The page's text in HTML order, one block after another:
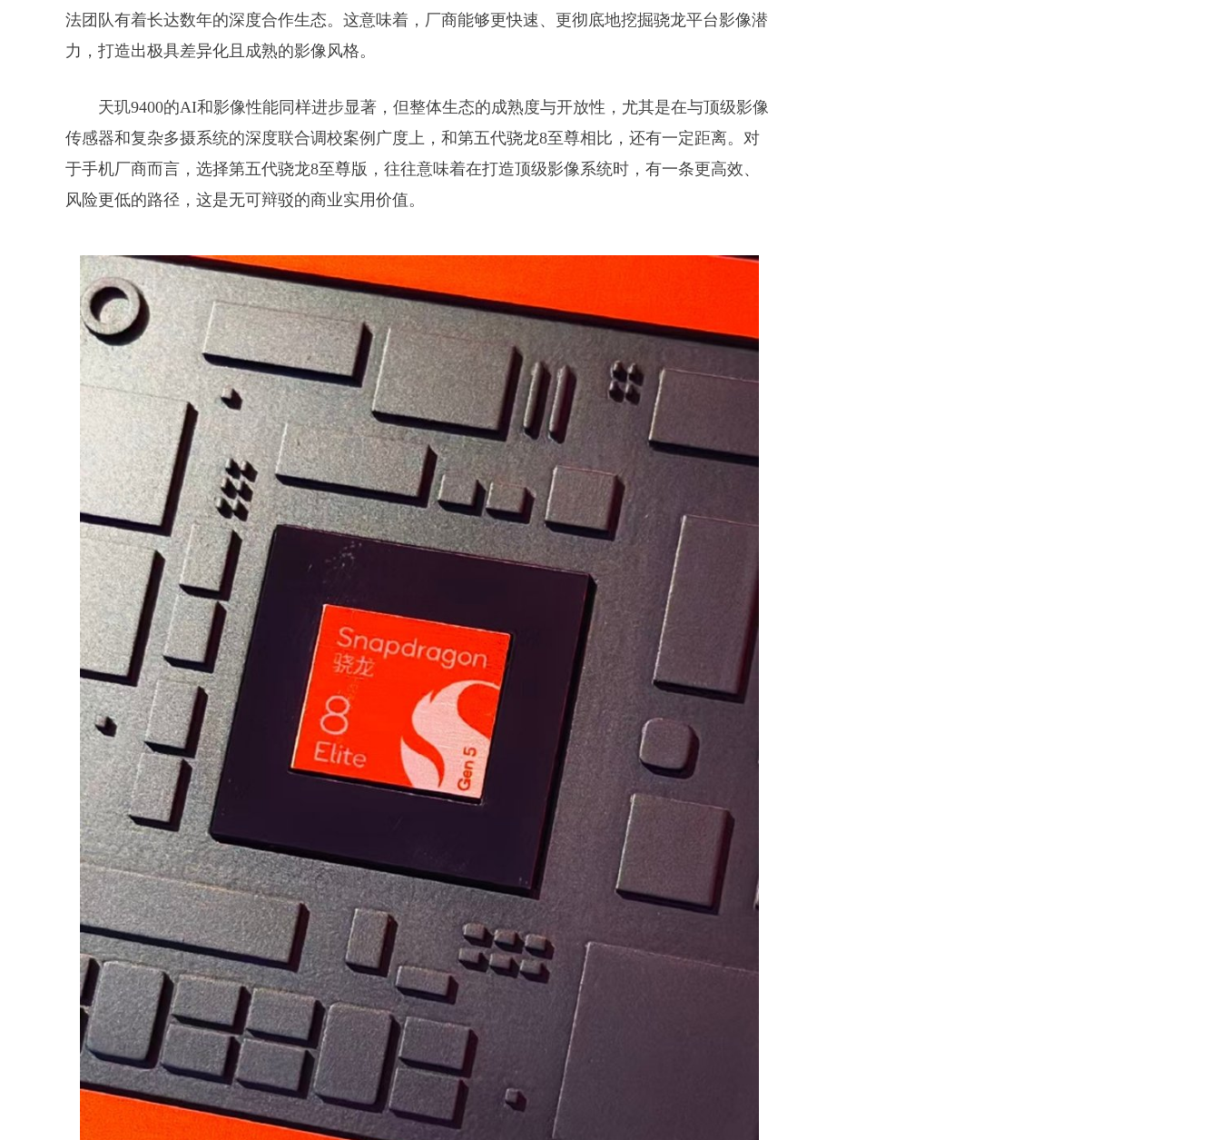
法团队有着长达数年的深度合作生态。这意味着，厂商能够更快速、更彻底地挖掘骁龙平台影像潜
力，打造出极具差异化且成熟的影像风格。
天玑9400的AI和影像性能同样进步显著，但整体生态的成熟度与开放性，尤其是在与顶级影像
传感器和复杂多摄系统的深度联合调校案例广度上，和第五代骁龙8至尊相比，还有一定距离。对
于手机厂商而言，选择第五代骁龙8至尊版，往往意味着在打造顶级影像系统时，有一条更高效、
风险更低的路径，这是无可辩驳的商业实用价值。